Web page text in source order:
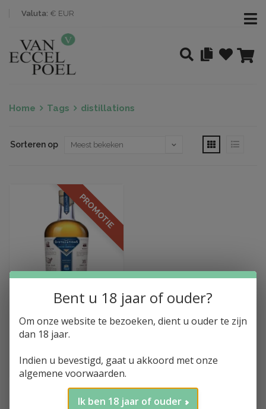
Valuta: € EUR
Home Tags distillations
Sorteren op
PROMOTIE
Distillations, Whisky,
American Oak, 41.2%,
€36,76 €33,10
Bent u 18 jaar of ouder?
Om onze website te bezoeken, dient u ouder te zijn
dan 18 jaar.
Indien u bevestigd, gaat u akkoord met onze
algemene voorwaarden.
Ik ben 18 jaar of ouder